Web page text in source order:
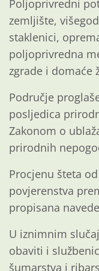
Poljoprivredni
zemljište,
staklenici,
poljoprivredna
zgrade i domaće
Područje
posljedica
Zakonom o
prirodnih
Procjenu šteta
povjerenstva
propisana
U iznimnim
obaviti i
šumarstva i